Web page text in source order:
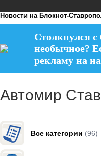
Новости на Блoкнoт-
Столкнулся с
необычное?
рекламу на
Автомир
Все категории (96)